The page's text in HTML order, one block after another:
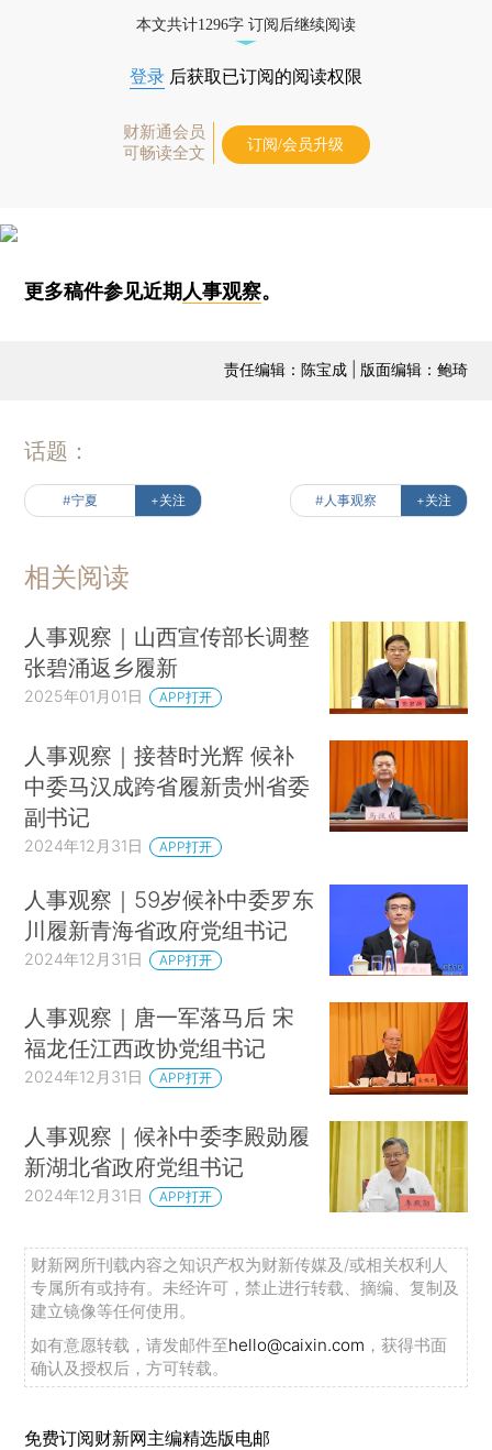
本文共计1296字 订阅后继续阅读
登录 后获取已订阅的阅读权限
财新通会员
可畅读全文
订阅/会员升级
更多稿件参见近期人事观察。
责任编辑：陈宝成 | 版面编辑：鲍琦
话题：
#宁夏 +关注 #人事观察 +关注
相关阅读
人事观察｜山西宣传部长调整
张碧涌返乡履新
2025年01月01日 APP打开
人事观察｜接替时光辉 候补
中委马汉成跨省履新贵州省委
副书记
2024年12月31日 APP打开
人事观察｜59岁候补中委罗东
川履新青海省政府党组书记
2024年12月31日 APP打开
人事观察｜唐一军落马后 宋
福龙任江西政协党组书记
2024年12月31日 APP打开
人事观察｜候补中委李殿勋履
新湖北省政府党组书记
2024年12月31日 APP打开
财新网所刊载内容之知识产权为财新传媒及/或相关权利人
专属所有或持有。未经许可，禁止进行转载、摘编、复制及
建立镜像等任何使用。
如有意愿转载，请发邮件至hello@caixin.com ，获得书面
确认及授权后，方可转载。
免费订阅财新网主编精选版电邮